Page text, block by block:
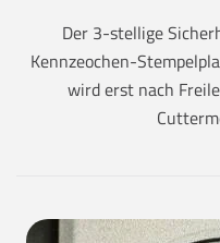
Der 3-stellige
Kennzeochen-
wird erst nach